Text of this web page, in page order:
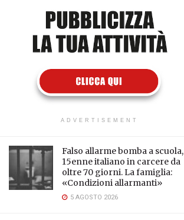
ADVERTISEMENT
Falso allarme bomba a scuola,
15enne italiano in carcere da
oltre 70 giorni. La famiglia:
«Condizioni allarmanti»
5 AGOSTO 2026